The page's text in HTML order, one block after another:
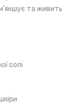
та живить
солі